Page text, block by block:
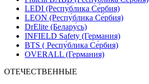
LEDI (Респу́блика Се́рбия)
LEON (Респу́блика Се́рбия)
DrElite (Белару́сь)
INFIELD Safety (Германия)
BTS ( Респу́блика Се́рбия)
OVERALL (Германия)
ОТЕЧЕСТВЕННЫЕ